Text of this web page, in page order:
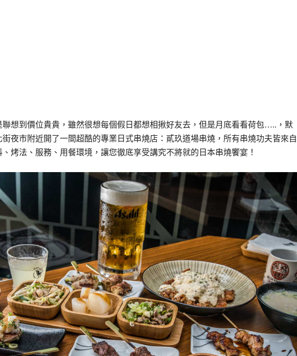
聯想到價位貴貴，雖然很想每個假日都想相揪好友去，但是月底看看荷包…..，默
夜市附近開了一間超酷的專業日式串燒店：貳玖道場串燒，所有串燒功夫皆來自
烤法、服務、用餐環境，讓您徹底享受講究不將就的日本串燒饗宴！